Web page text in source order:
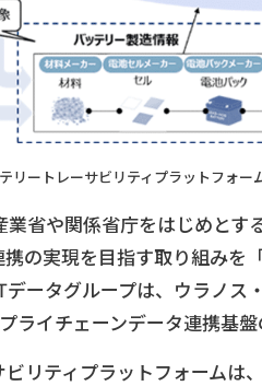
リートレーサビリティプラットフォー
省や関係省庁をはじめとす
の実現を目指す取り組みを「
ータグループは、ウラノス
ライチェーンデータ連携基盤
リティプラットフォームは